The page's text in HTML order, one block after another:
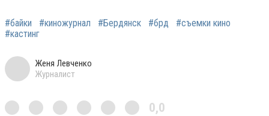
#байки #киножурнал #Бердянск #брд
#съемки кино
#кастинг
Женя Левченко
Журналист
0,0